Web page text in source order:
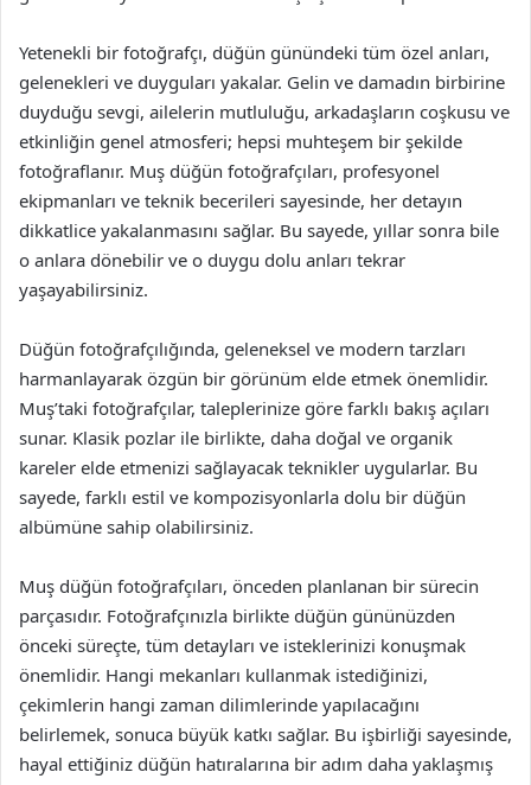
Yetenekli bir fotoğrafçı, düğün günündeki tüm özel anları,
gelenekleri ve duyguları yakalar. Gelin ve damadın birbirine
duyduğu sevgi, ailelerin mutluluğu, arkadaşların coşkusu ve
etkinliğin genel atmosferi; hepsi muhteşem bir şekilde
fotoğraflanır. Muş düğün fotoğrafçıları, profesyonel
ekipmanları ve teknik becerileri sayesinde, her detayın
dikkatlice yakalanmasını sağlar. Bu sayede, yıllar sonra bile
o anlara dönebilir ve o duygu dolu anları tekrar
yaşayabilirsiniz.
Düğün fotoğrafçılığında, geleneksel ve modern tarzları
harmanlayarak özgün bir görünüm elde etmek önemlidir.
Muş’taki fotoğrafçılar, taleplerinize göre farklı bakış açıları
sunar. Klasik pozlar ile birlikte, daha doğal ve organik
kareler elde etmenizi sağlayacak teknikler uygularlar. Bu
sayede, farklı estil ve kompozisyonlarla dolu bir düğün
albümüne sahip olabilirsiniz.
Muş düğün fotoğrafçıları, önceden planlanan bir sürecin
parçasıdır. Fotoğrafçınızla birlikte düğün gününüzden
önceki süreçte, tüm detayları ve isteklerinizi konuşmak
önemlidir. Hangi mekanları kullanmak istediğinizi,
çekimlerin hangi zaman dilimlerinde yapılacağını
belirlemek, sonuca büyük katkı sağlar. Bu işbirliği sayesinde,
hayal ettiğiniz düğün hatıralarına bir adım daha yaklaşmış